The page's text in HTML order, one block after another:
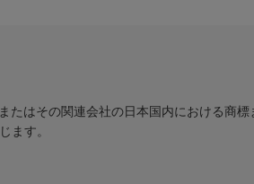
はその関連会社の日本国内における商標
ます。